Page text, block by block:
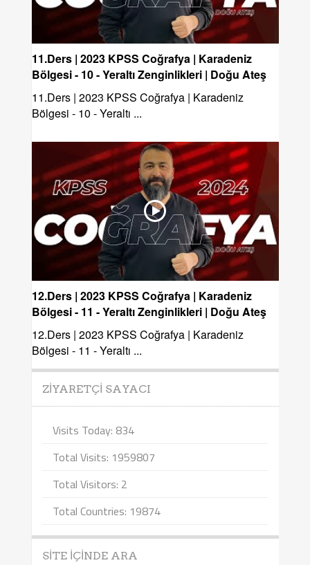
11.Ders | 2023 KPSS Coğrafya | Karadeniz
Bölgesi - 10 - Yeraltı Zenginlikleri | Doğu Ateş
11.Ders | 2023 KPSS Coğrafya | Karadeniz
Bölgesi - 10 - Yeraltı ...
12.Ders | 2023 KPSS Coğrafya | Karadeniz
Bölgesi - 11 - Yeraltı Zenginlikleri | Doğu Ateş
12.Ders | 2023 KPSS Coğrafya | Karadeniz
Bölgesi - 11 - Yeraltı ...
ZIYARETÇI SAYACI
Visits Today: 834
Total Visits: 1959807
Total Visitors: 2
Total Countries: 19874
SITE İÇINDE ARA